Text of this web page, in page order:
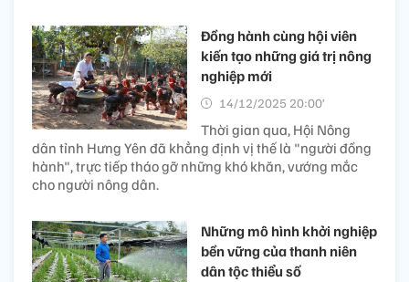
Đồng hành cùng hội viên
kiến tạo những giá trị nông
nghiệp mới
14/12/2025 20:00’
Thời gian qua, Hội Nông
dân tỉnh Hưng Yên đã khẳng định vị thế là "người đồng
hành", trực tiếp tháo gỡ những khó khăn, vướng mắc
cho người nông dân.
Những mô hình khởi nghiệp
bền vững của thanh niên
dân tộc thiểu số